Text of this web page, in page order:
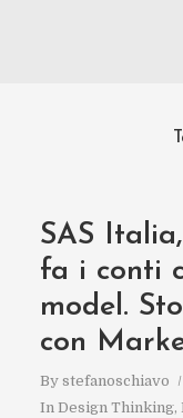
SAS
fa i conti
model.
con
By stefanoschiavo
In Design Thinking,